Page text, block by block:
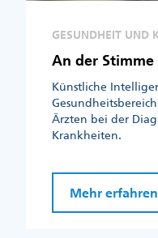
GESUNDHEIT UND
An der
Künstliche
Ärzten bei der
Krankheiten.
Mehr erfahren